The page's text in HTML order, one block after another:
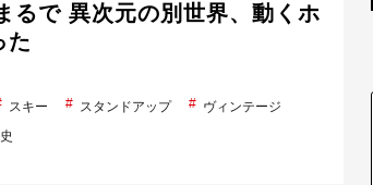
るで 異次元の別世界、動くホ
た
スキー スタンドアップ
ヴィンテージ